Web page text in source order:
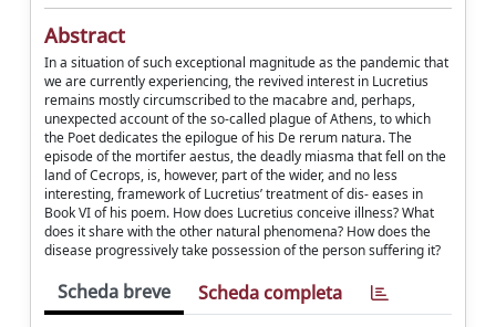
Abstract
In a situation of such exceptional magnitude as the pandemic that
we are currently experiencing, the revived interest in Lucretius
remains mostly circumscribed to the macabre and, perhaps,
unexpected account of the so-called plague of Athens, to which
the Poet dedicates the epilogue of his De rerum natura. The
episode of the mortifer aestus, the deadly miasma that fell on the
land of Cecrops, is, however, part of the wider, and no less
interesting, framework of Lucretius’ treatment of dis- eases in
Book VI of his poem. How does Lucretius conceive illness? What
does it share with the other natural phenomena? How does the
disease progressively take possession of the person suffering it?
Scheda breve Scheda completa